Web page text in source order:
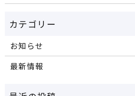
お知らせ
最新情報